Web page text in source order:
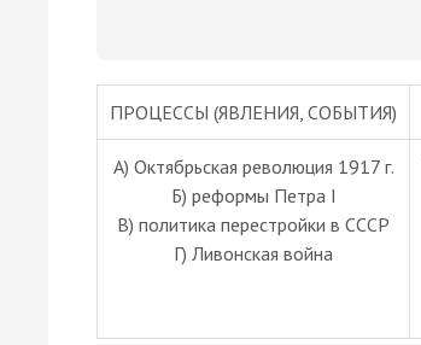
ПРОЦЕССЫ (ЯВЛЕНИЯ, СОБЫТИЯ)
А) Октябрьская революция 1917 г.
Б) реформы Петра I
В) политика перестройки в СССР
Г) Ливонская война